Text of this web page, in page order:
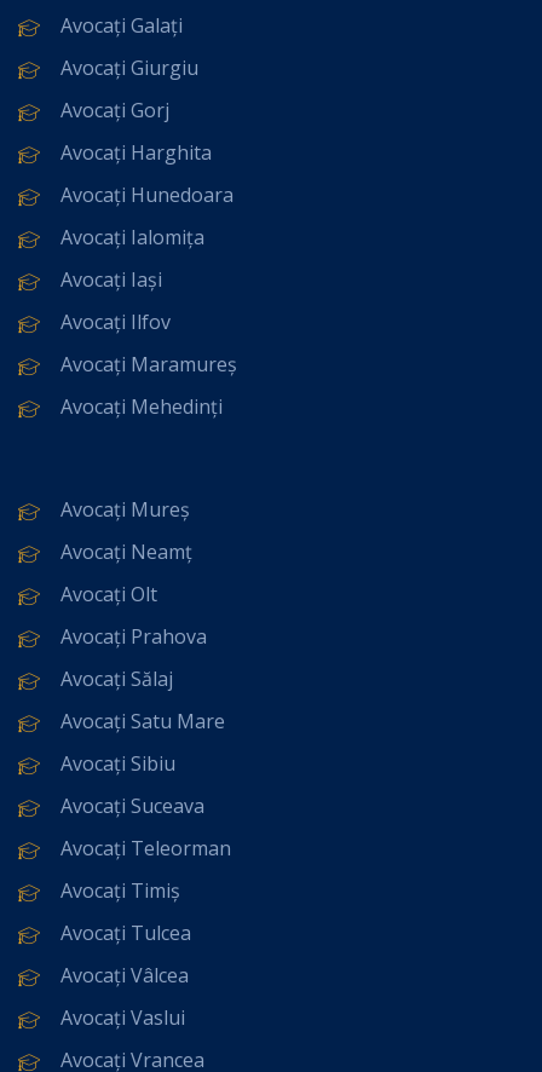
Avocați Galați
Avocați Giurgiu
Avocați Gorj
Avocați Harghita
Avocați Hunedoara
Avocați Ialomița
Avocați Iași
Avocați Ilfov
Avocați Maramureș
Avocați Mehedinți
Avocați Mureș
Avocați Neamț
Avocați Olt
Avocați Prahova
Avocați Sălaj
Avocați Satu Mare
Avocați Sibiu
Avocați Suceava
Avocați Teleorman
Avocați Timiș
Avocați Tulcea
Avocați Vâlcea
Avocați Vaslui
Avocați Vrancea